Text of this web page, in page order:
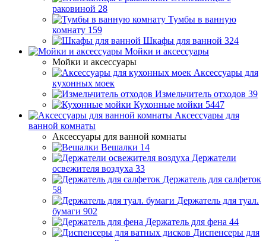
раковиной 28
Тумбы в ванную
комнату 159
Шкафы для ванной 324
Мойки и аксессуары
Мойки и аксессуары
Аксессуары для
кухонных моек
Измельчитель отходов 39
Кухонные мойки 5447
Аксессуары для
ванной комнаты
Аксессуары для ванной комнаты
Вешалки 14
Держатели
освежителя воздуха 33
Держатель для салфеток
58
Держатель для туал.
бумаги 902
Держатель для фена 44
Диспенсеры для